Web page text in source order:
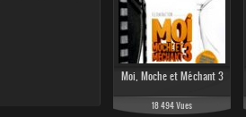
155 839
Moi, Moche et Méchant 3
18 494 Vues